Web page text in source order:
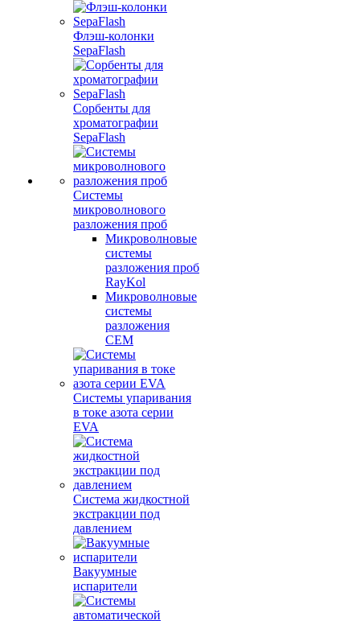
Флэш-колонки
SepaFlash
Сорбенты для
хроматографии
SepaFlash
Системы
микроволнового
разложения проб
Микроволновые
системы
разложения проб
RayKol
Микроволновые
системы
разложения
CEM
Системы упаривания
в токе азота серии
EVA
Система жидкостной
экстракции под
давлением
Вакуумные
испарители